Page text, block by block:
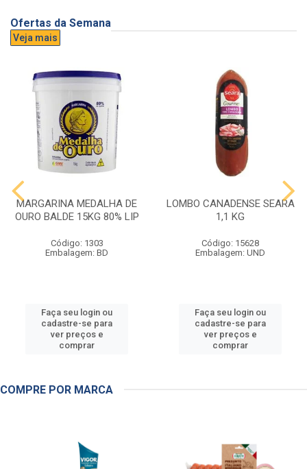
Ofertas da Semana
Veja mais
MARGARINA MEDALHA DE
OURO BALDE 15KG 80% LIP
Código: 1303
Embalagem: BD
Faça seu login ou
cadastre-se para
ver preços e
comprar
LOMBO CANADENSE SEARA
1,1 KG
Código: 15628
Embalagem: UND
Faça seu login ou
cadastre-se para
ver preços e
comprar
COMPRE POR MARCA